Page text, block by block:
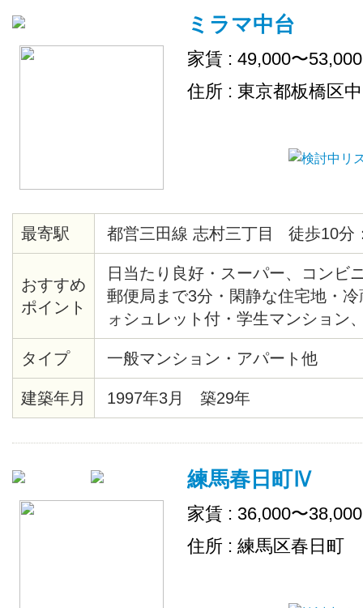
ミラマ中台
家賃 : 49,000〜
住所 : 東京都板橋区
最寄駅 都営三田線 志村三丁目 徒歩10分
おすすめ
ポイント
日当たり良好・スーパー、コンビ
郵便局まで3分・閑静な住宅地・
ォシュレット付・学生マンション
ンタイプ
タイプ
一般マンション・アパート他
建築年月 1997年3月 築29年
練馬春日町Ⅳ
家賃 : 36,000〜
住所 : 練馬区春日町